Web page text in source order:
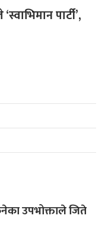
पार्टी’,
उपभोक्ताले जिते